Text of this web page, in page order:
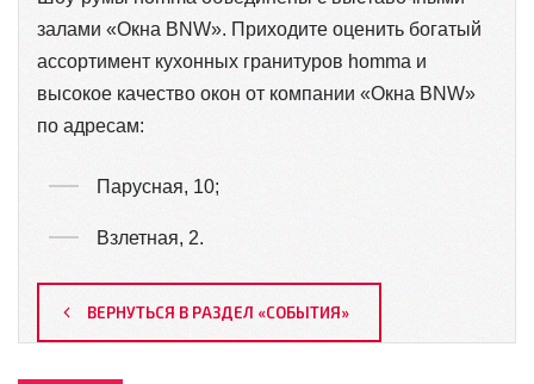
залами «Окна BNW». Приходите оценить богатый
ассортимент кухонных гранитуров homma и
высокое качество окон от компании «Окна BNW»
по адресам:
Парусная, 10;
Взлетная, 2.
ВЕРНУТЬСЯ В РАЗДЕЛ «СОБЫТИЯ»